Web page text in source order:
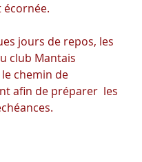
jours de repos, les
club Mantais
chemin de
afin de préparer  les